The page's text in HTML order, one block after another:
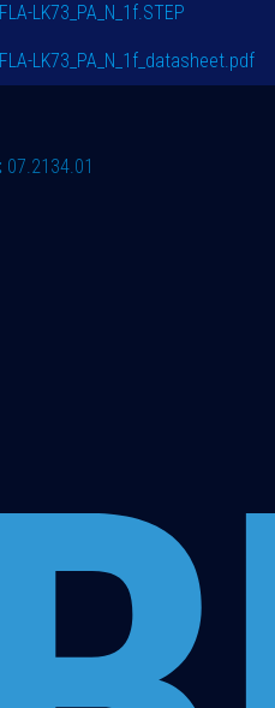
LK73_PA_N_1f.STEP
LK73_PA_N_1f_datasheet.pdf
07.2134.01